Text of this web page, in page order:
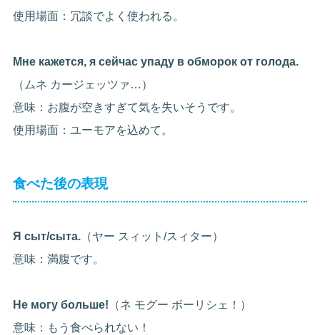
使用場面：冗談でよく使われる。
Мне кажется, я сейчас упаду в обморок от голода.
（ムネ カージェッツァ…）
意味：お腹が空きすぎて気を失いそうです。
使用場面：ユーモアを込めて。
食べた後の表現
Я сыт/сыта. （ヤー スィット/スィター）
意味：満腹です。
Не могу больше! （ネ モグー ボーリシェ！）
意味：もう食べられない！